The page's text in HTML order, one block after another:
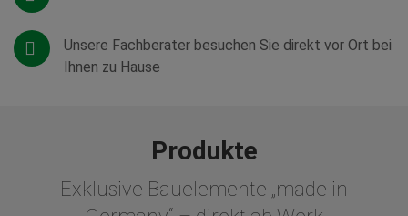
Unsere Fachberater besuchen Sie direkt vor Ort bei
Ihnen zu Hause
Produkte
Exklusive Bauelemente „made in